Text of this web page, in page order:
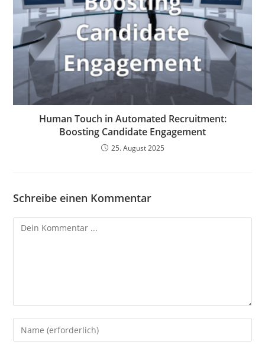
Human Touch in Automated Recruitment:
Boosting Candidate Engagement
25. August 2025
Schreibe einen Kommentar
Kommentieren
Gib
deinen